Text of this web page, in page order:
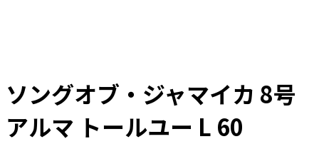
ソングオブ・ジャマイカ 8号
アルマ トールユー L 60